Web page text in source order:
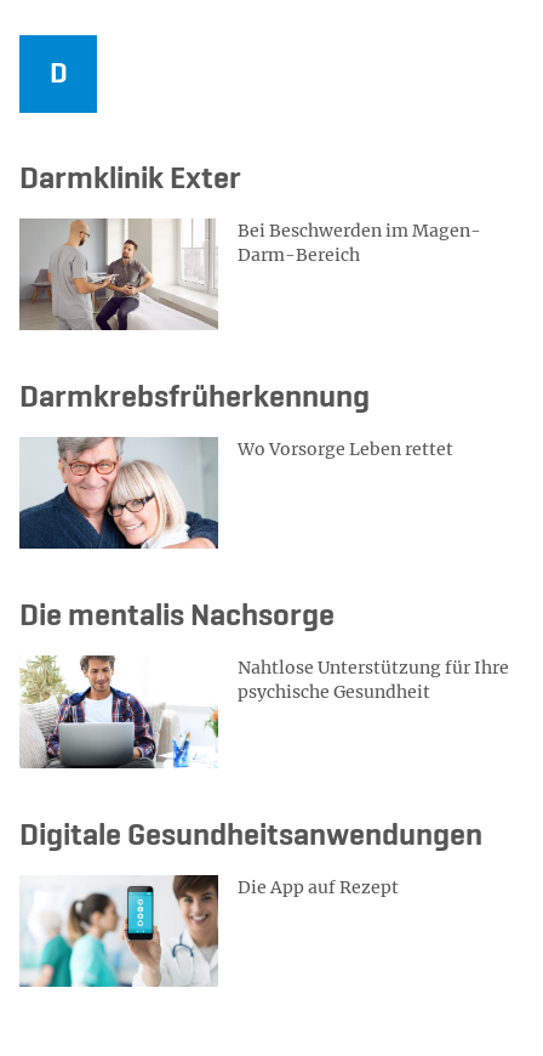
Darmklinik Exter
Bei Beschwerden im Magen-
Darm-Bereich
Darmkrebsfrüherkennung
Wo Vorsorge Leben rettet
Die mentalis Nachsorge
Nahtlose Unterstützung für Ihre
psychische Gesundheit
Digitale Gesundheitsanwendungen
Die App auf Rezept